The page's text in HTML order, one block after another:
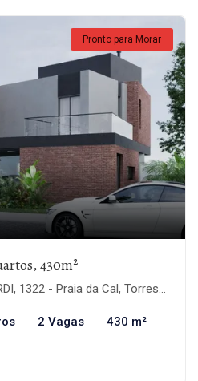
Pronto para Morar
430m²
1322 - Praia da Cal, Torres-RS
2 Vagas 430 m²